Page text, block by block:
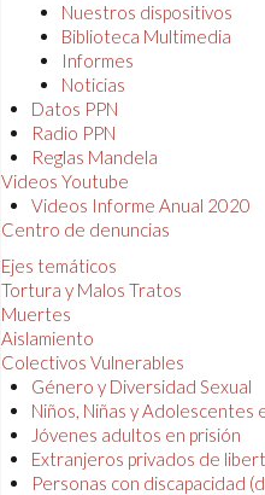
Nuestros dispositivos
Biblioteca Multimedia
Informes
Noticias
Datos PPN
Radio PPN
Reglas Mandela
Videos Youtube
Videos Informe Anual 2020
Centro de denuncias
Ejes temáticos
Tortura y Malos Tratos
Muertes
Aislamiento
Colectivos Vulnerables
Género y Diversidad Sexual
Niños, Niñas y Adolescentes
Jóvenes adultos en prisión
Extranjeros privados de
Personas con discapacidad